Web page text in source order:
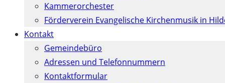
Kammerorchester
Förderverein Evangelische Kirchenmusik in
Kontakt
Gemeindebüro
Adressen und Telefonnummern
Kontaktformular